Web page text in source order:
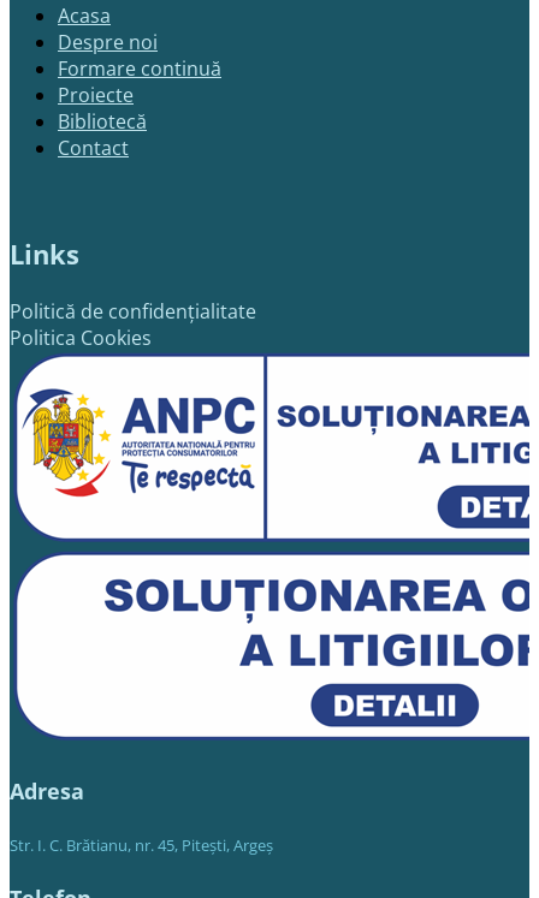
Acasa
Despre noi
Formare continuă
Proiecte
Bibliotecă
Contact
Links
Politică de confidențialitate
Politica Cookies
Adresa
Str. I. C. Brătianu, nr. 45, Piteşti, Argeş